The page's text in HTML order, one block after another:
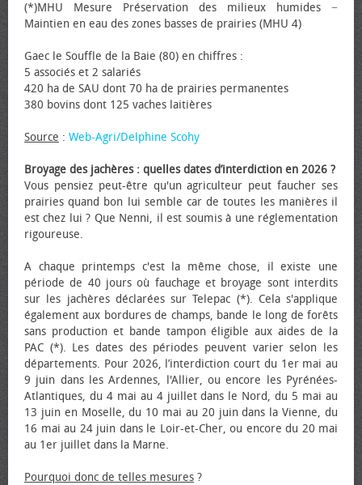
(*)MHU Mesure Préservation des milieux humides −
Maintien en eau des zones basses de prairies (MHU 4)
Gaec le Souffle de la Baie (80) en chiffres :
5 associés et 2 salariés
420 ha de SAU dont 70 ha de prairies permanentes
380 bovins dont 125 vaches laitières
Source : Web-Agri/Delphine Scohy
Broyage des jachères : quelles dates d’interdiction en 2026 ?
Vous pensiez peut-être qu'un agriculteur peut faucher ses
prairies quand bon lui semble car de toutes les manières il
est chez lui ? Que Nenni, il est soumis à une réglementation
rigoureuse.
A chaque printemps c'est la même chose, il existe une
période de 40 jours où fauchage et broyage sont interdits
sur les jachères déclarées sur Telepac (*). Cela s'applique
également aux bordures de champs, bande le long de forêts
sans production et bande tampon éligible aux aides de la
PAC (*). Les dates des périodes peuvent varier selon les
départements. Pour 2026, l’interdiction court du 1er mai au
9 juin dans les Ardennes, l'Allier, ou encore les Pyrénées-
Atlantiques, du 4 mai au 4 juillet dans le Nord, du 5 mai au
13 juin en Moselle, du 10 mai au 20 juin dans la Vienne, du
16 mai au 24 juin dans le Loir-et-Cher, ou encore du 20 mai
au 1er juillet dans la Marne.
Pourquoi donc de telles mesures ?